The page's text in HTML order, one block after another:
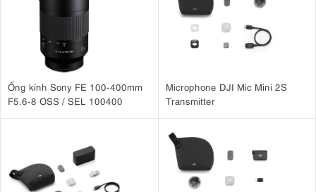
lại hình ảnh có độ tương phản cao ngay cả trong điều kiện ngược
Ống kính Sony FE 100-400mm
F5.6-8 OSS / SEL 100400
Microphone DJI Mic Mini 2S
Transmitter